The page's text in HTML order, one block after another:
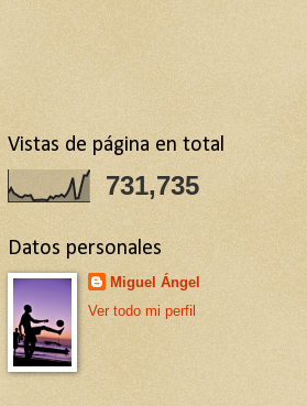
Vistas de página en total
731,735
Datos personales
Miguel Ángel
Ver todo mi perfil